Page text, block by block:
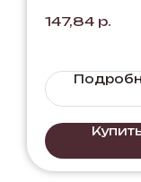
H1113 ST10
147,84 р.